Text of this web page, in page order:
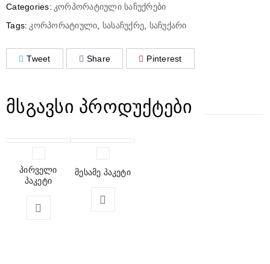
Categories: კორპორატიული საჩუქრები
Tags: კორპორატიული სასაჩუქრე საჩუქარი
Tweet Share Pinterest
ᲛᲡᲒᲐᲕᲡᲘ ᲞᲠᲝᲓᲣᲥᲢᲔᲑᲘ
პირველი
პაკეტი
მესამე პაკეტი